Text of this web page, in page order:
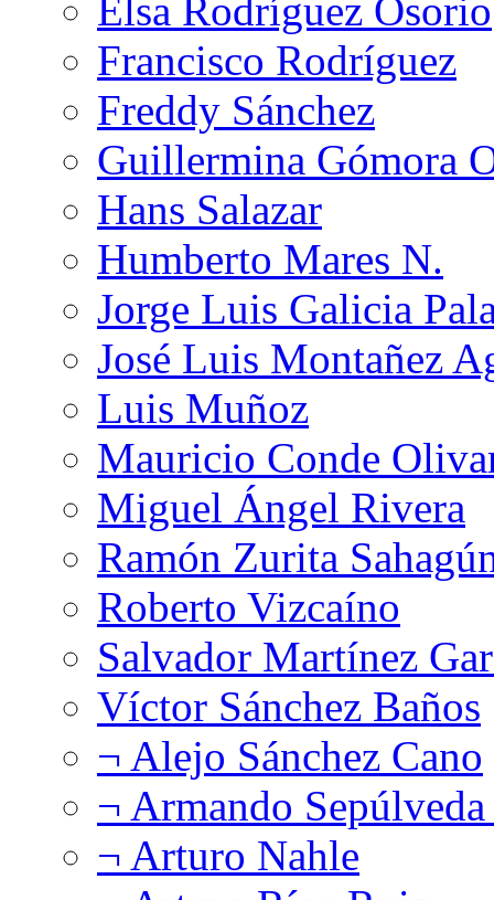
Elsa Rodríguez Osorio
Francisco Rodríguez
Freddy Sánchez
Guillermina Gómora
Hans Salazar
Humberto Mares N.
Jorge Luis Galicia
José Luis Montañez
Luis Muñoz
Mauricio Conde
Miguel Ángel Rivera
Ramón Zurita
Roberto Vizcaíno
Salvador Martínez
Víctor Sánchez Baños
¬ Alejo Sánchez Cano
¬ Armando
¬ Arturo Nahle